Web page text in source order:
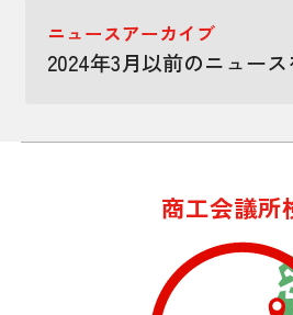
ニュースアーカイブ
2024年3月以前のニュース
商工会議所